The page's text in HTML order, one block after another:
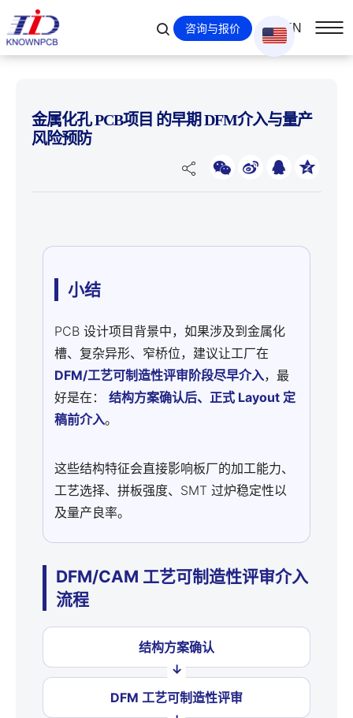
咨询与报价 EN
金属化孔 PCB项目 的早期 DFM介入与量产
风险预防
小结
PCB 设计项目背景中，如果涉及到金属化
槽、复杂异形、窄桥位，建议让工厂在
DFM/工艺可制造性评审阶段尽早介入，最
好是在： 结构方案确认后、正式 Layout 定
稿前介入。
这些结构特征会直接影响板厂的加工能力、
工艺选择、拼板强度、SMT 过炉稳定性以
及量产良率。
DFM/CAM 工艺可制造性评审介入
流程
结构方案确认
DFM 工艺可制造性评审